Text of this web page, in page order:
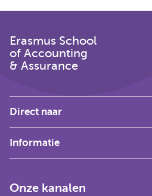
Erasmus School
of Accounting
& Assurance
Direct naar
Informatie
Onze kanalen